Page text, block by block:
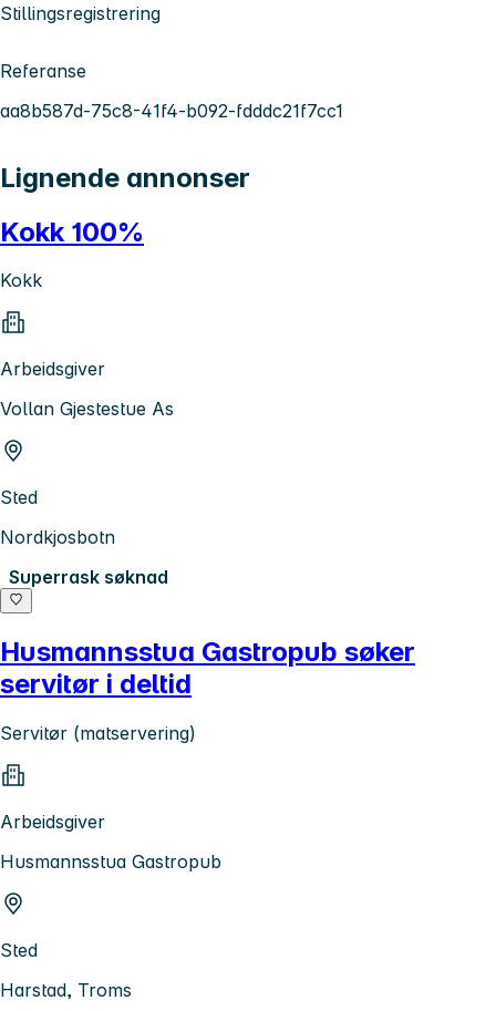
Stillingsregistrering
Referanse
aa8b587d-75c8-41f4-b092-fdddc21f7cc1
Lignende annonser
Kokk 100%
Kokk
Arbeidsgiver
Vollan Gjestestue As
Sted
Nordkjosbotn
Superrask søknad
Husmannsstua Gastropub søker
servitør i deltid
Servitør (matservering)
Arbeidsgiver
Husmannsstua Gastropub
Sted
Harstad, Troms